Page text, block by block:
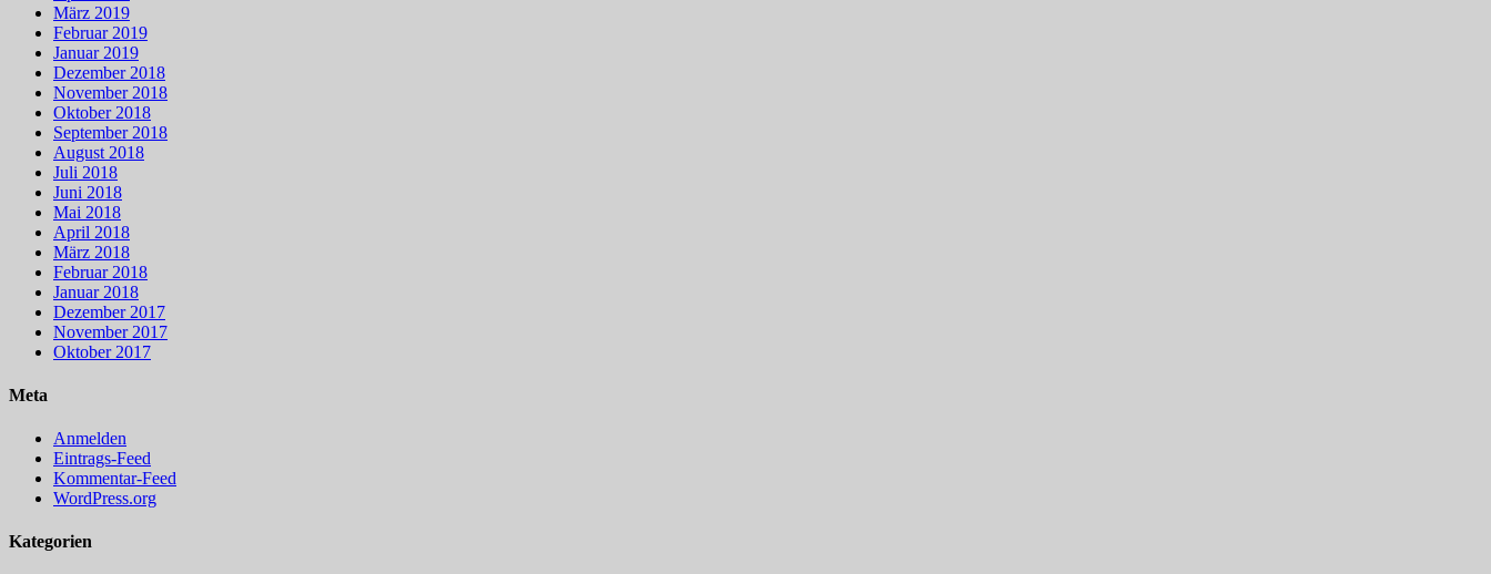
März 2019
Februar 2019
Januar 2019
Dezember 2018
November 2018
Oktober 2018
September 2018
August 2018
Juli 2018
Juni 2018
Mai 2018
April 2018
März 2018
Februar 2018
Januar 2018
Dezember 2017
November 2017
Oktober 2017
Meta
Anmelden
Eintrags-Feed
Kommentar-Feed
WordPress.org
Kategorien